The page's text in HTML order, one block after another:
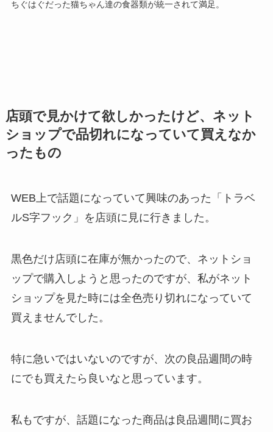
ちぐはぐだった猫ちゃん達の食器類が統一されて満足。
店頭で見かけて欲しかったけど、ネット
ショップで品切れになっていて買えなか
ったもの
WEB上で話題になっていて興味のあった「トラベ
ルS字フック」を店頭に見に行きました。
黒色だけ店頭に在庫が無かったので、ネットショ
ップで購入しようと思ったのですが、私がネット
ショップを見た時には全色売り切れになっていて
買えませんでした。
特に急いではいないのですが、次の良品週間の時
にでも買えたら良いなと思っています。
私もですが、話題になった商品は良品週間に買お